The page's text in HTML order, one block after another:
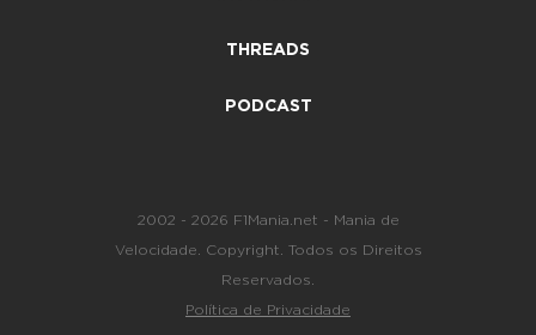
THREADS
PODCAST
2002 - 2026 F1Mania.net - Mania de
Velocidade. Copyright. Todos os Direitos
Reservados.
Política de Privacidade